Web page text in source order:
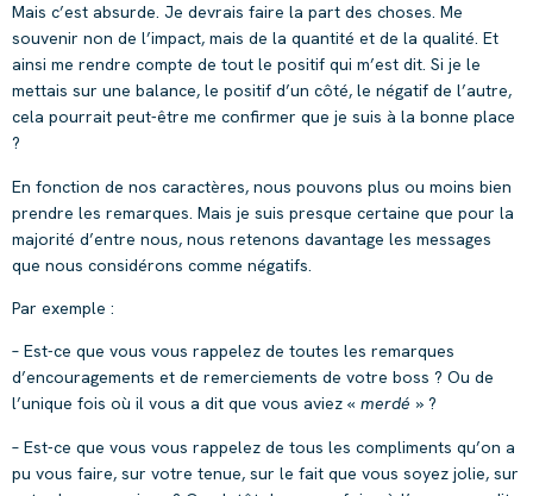
Mais c’est absurde. Je devrais faire la part des choses. Me
souvenir non de l’impact, mais de la quantité et de la qualité. Et
ainsi me rendre compte de tout le positif qui m’est dit. Si je le
mettais sur une balance, le positif d’un côté, le négatif de l’autre,
cela pourrait peut-être me confirmer que je suis à la bonne place
?
En fonction de nos caractères, nous pouvons plus ou moins bien
prendre les remarques. Mais je suis presque certaine que pour la
majorité d’entre nous, nous retenons davantage les messages
que nous considérons comme négatifs.
Par exemple :
– Est-ce que vous vous rappelez de toutes les remarques
d’encouragements et de remerciements de votre boss ? Ou de
l’unique fois où il vous a dit que vous aviez « merdé » ?
– Est-ce que vous vous rappelez de tous les compliments qu’on a
pu vous faire, sur votre tenue, sur le fait que vous soyez jolie, sur